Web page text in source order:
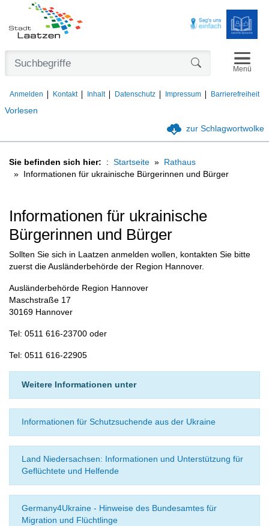
Vorlesen
Anmelden Kontakt Inhalt Datenschutz Impressum Barrierefreiheit
Menü
zur Schlagwortwolke
Sie befinden sich hier: Startseite
Rathaus
Informationen für ukrainische Bürgerinnen und Bürger
Informationen für ukrainische
Bürgerinnen und Bürger
Sollten Sie sich in Laatzen anmelden wollen, kontakten Sie bitte
zuerst die Ausländerbehörde der Region Hannover.
Ausländerbehörde Region Hannover
Maschstraße 17
30169 Hannover
Tel: 0511 616-23700 oder
Tel: 0511 616-22905
Weitere Informationen unter
Informationen für Schutzsuchende aus der Ukraine
Land Niedersachsen: Informationen und Unterstützung für
Geflüchtete und Helfende
Germany4Ukraine - Hinweise des Bundesamtes für
Migration und Flüchtlinge